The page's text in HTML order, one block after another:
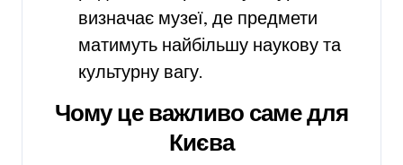
визначає музеї, де предмети
матимуть найбільшу наукову та
культурну вагу.
Чому це важливо саме для
Києва